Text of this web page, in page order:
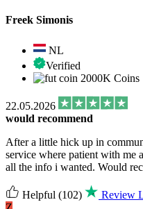
Freek Simonis
NL
Verified
2000K Coins
22.05.2026
would recommend
After a little hick up in
service where patient with me
all the info i wanted. Would
Helpful (102)
Review